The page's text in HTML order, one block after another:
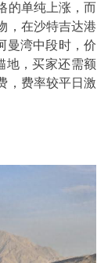
的单纯上涨，而
，在沙特吉达港
曼湾中段时，价
地，买家还需额
，费率较平日激